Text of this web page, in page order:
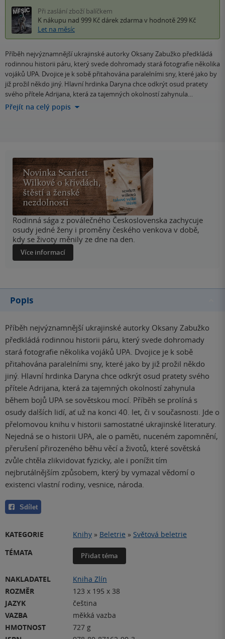
Při zaslání zboží balíčkem
K nákupu nad 999 Kč dárek zdarma v hodnotě 299 Kč
Let na měsíc
Příběh nejvýznamnější ukrajinské autorky Oksany Zabužko předkládá
rodinnou historii páru, který svede dohromady stará fotografie několika
vojáků UPA. Dvojice je k sobě přitahována paralelními sny, které jako by
již prožil někdo jiný. Hlavní hrdinka Daryna chce odkrýt osud pratety
svého přítele Adrijana, která za tajemných okolností zahynula…
Přejít na celý popis
Rodinná sága z poválečného Československa zachycuje
osudy jedné ženy i proměny českého venkova v době,
kdy se životy měnily ze dne na den.
Více informací
Popis
Příběh nejvýznamnější ukrajinské autorky Oksany Zabužko
předkládá rodinnou historii páru, který svede dohromady
stará fotografie několika vojáků UPA. Dvojice je k sobě
přitahována paralelními sny, které jako by již prožil někdo
jiný. Hlavní hrdinka Daryna chce odkrýt osud pratety svého
přítele Adrijana, která za tajemných okolností zahynula
během bojů UPA se sovětskou mocí. Příběh se prolíná s
osudy dalších lidí, ať už na konci 40. let, či v současnosti. Jde o
přelomovou knihu v historii samostatné ukrajinské literatury.
Nejedná se o historii UPA, ale o paměti, nuceném zapomnění,
přerušení přirozeného běhu věcí a životů, které sovětská
zvůle chtěla zlikvidovat fyzicky, ale i ponížit tím
nejbrutálnějším způsobem, který by vymazal vědomí o
existenci vlastní rodiny, vesnice, národa.
Sdílet
KATEGORIE Knihy » Beletrie » Světová beletrie
TÉMATA
Přidat téma
NAKLADATEL
Kniha Zlín
ROZMĚR
123 x 195 x 38
JAZYK
čeština
VAZBA
měkká vazba
HMOTNOST
727 g